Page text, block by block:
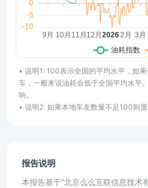
• 说明1: 100表示全国的平均水平，如
车，一般来说油耗会低于全国平均水平
响。
• 说明2: 如果本地车友数量不足100则显
报告说明
本报告基于"北京么么互联信息技术